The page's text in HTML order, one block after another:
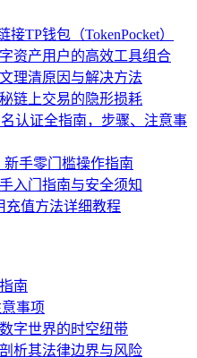
TP钱包（TokenPocket）
资产用户的高效工具组合
理清原因与解决方法
链上交易的隐形损耗
认证全指南，步骤、注意事
新手零门槛操作指南
入门指南与安全须知
充值方法详细教程
南
事项
字世界的时空纽带
析其法律边界与风险